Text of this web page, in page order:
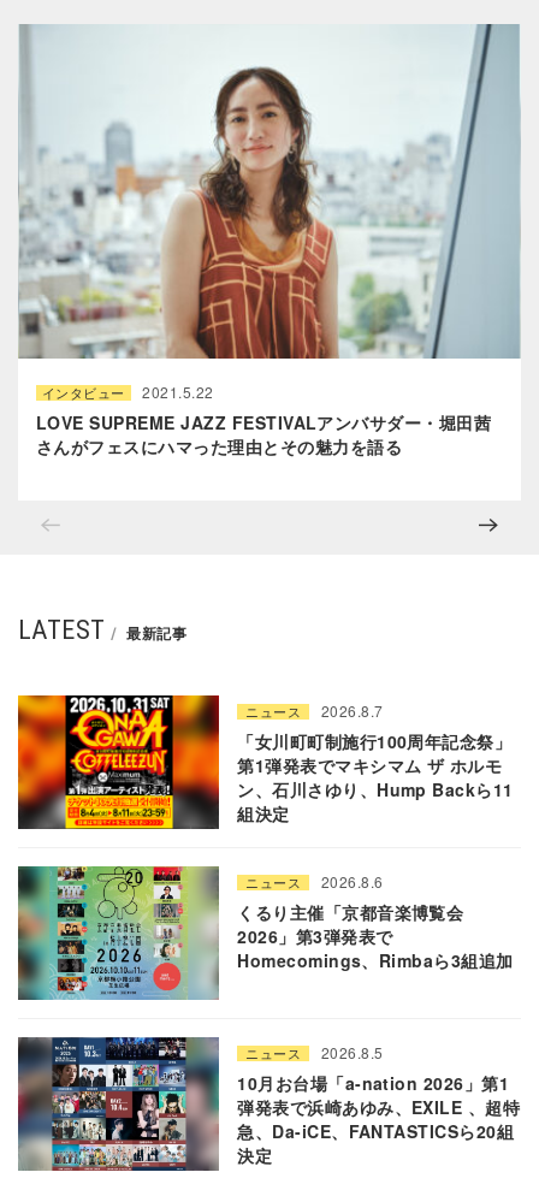
インタビュー 2021.5.22
LOVE SUPREME JAZZ FESTIVALアンバサダー・堀田茜
さんがフェスにハマった理由とその魅力を語る
LATEST 最新記事
ニュース 2026.8.7
「女川町町制施行100周年記念祭」
第1弾発表でマキシマム ザ ホルモ
ン、石川さゆり、Hump Backら11
組決定
ニュース 2026.8.6
くるり主催「京都音楽博覧会
2026」第3弾発表で
Homecomings、Rimbaら3組追加
ニュース 2026.8.5
10月お台場「a-nation 2026」第1
弾発表で浜崎あゆみ、EXILE 、超特
急、Da-iCE、FANTASTICSら20組
決定